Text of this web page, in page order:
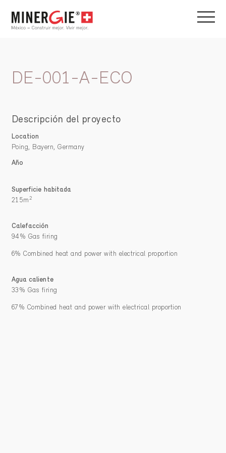
DE-001-A-ECO
Descripción del proyecto
Location
Poing, Bayern, Germany
Año
Superficie habitada
215m2
Calefacción
94% Gas firing
6% Combined heat and power with electrical proportion
Agua caliente
33% Gas firing
67% Combined heat and power with electrical proportion